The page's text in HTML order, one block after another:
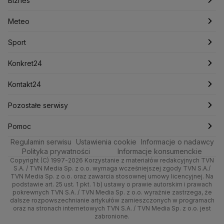
Lotnisko Chopina
Mariusz Błaszczak
Mark Zuckerberg
Ministerstwo Aktywów Państwowych
Ministerstwo Infrastruktury
Ministerstwo Rolnictwa
Ministerstwo Rozwoju i Technologii
Ministerstwo Sportu i Turystyki
Ministerstwo Cyfryzacji
Ministerstwo Edukacji Narodowej
Ministerstwo Finansów
Ministerstwo Klimatu i Środowiska
Ministerstwo Nauki i Szkolnictwa Wyższego
Meteo
Sport
Zdrowie
Technologia
Quizy
Tematy
Artykuły
Newslettery
Fakty o Świecie
Ludzie Faktów
Łódź
Katowice
Kraków
Poznań
Trójmiasto
Kielce
Kujawsko-pomorskie
Lublin
Lubuskie
Najnowsze
Notowania
Pieniądze
Nieruchomości
Rynki
Dla firm
Handel
Ze świata
Tech
Moto
Meteo
Pogoda godzinowa
Pogoda długoterminowa
Pogoda na jutro
Pogoda na weekend
Najnowsze
Polska
Prognoza
Świat
Nauka
Sport
Piłka Nożna
Tenis
Kolarstwo
Skoki Narciarskie
Sporty zimowe
Lekkoatletyka
Siatkówka
F1
Konkret24
Najnowsze
Polska
Świat
Polityka
Zdrowie
Tech
Nauka
Kontakt24
Najnowsze
Gorące Tematy
Wyślij zgłoszenie
Pozostałe serwisy
TVN
Dzień Dobry TVN
Uwaga TVN
HGTV
TVN Turbo
Pomoc
Centrum pomocy
Test zgodności
Oglądaj na TV
Zrealizuj voucher
Regulamin serwisu Ustawienia cookie
Informacje o nadawcy
Polityka prywatności
Informacje konsumenckie
Copyright (C) 1997-2026 Korzystanie z materiałów redakcyjnych TVN
S.A. / TVN Media Sp. z o.o. wymaga wcześniejszej zgody TVN S.A./
TVN Media Sp. z o.o. oraz zawarcia stosownej umowy licencyjnej. Na
podstawie art. 25 ust. 1 pkt. 1 b) ustawy o prawie autorskim i prawach
pokrewnych TVN S.A. / TVN Media Sp. z o.o. wyraźnie zastrzega, że
dalsze rozpowszechnianie artykułów zamieszczonych w programach
oraz na stronach internetowych TVN S.A. / TVN Media Sp. z o.o. jest
zabronione.